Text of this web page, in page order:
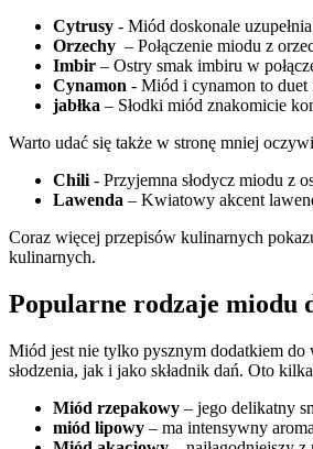
Cytrusy ⁢- Miód doskonale
Orzechy
– Połączenie miodu⁤ z
Imbir – Ostry smak imbiru w
Cynamon -‍ Miód i cynamon to duet
jabłka – Słodki miód‌ znakomicie
Warto udać się także w stronę mniej
Chili⁣- Przyjemna słodycz miodu z
Lawenda – Kwiatowy akcent
Coraz więcej przepisów kulinarnych⁣
kulinarnych.
Popularne rodzaje miodu
Miód jest nie tylko pysznym dodatkiem
słodzenia, jak i jako składnik dań. ‌Oto⁢
Miód rzepakowy – jego delikatny
miód lipowy – ma ⁣intensywny